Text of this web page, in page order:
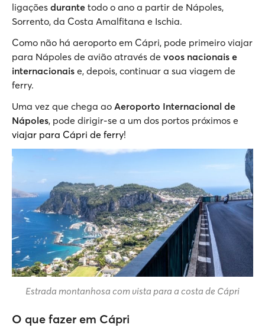
ligações durante todo o ano a partir de Nápoles,
Sorrento, da Costa Amalfitana e Ischia.
Como não há aeroporto em Cápri, pode primeiro viajar
para Nápoles de avião através de voos nacionais e
internacionais e, depois, continuar a sua viagem de
ferry.
Uma vez que chega ao Aeroporto Internacional de
Nápoles, pode dirigir-se a um dos portos próximos e
viajar para Cápri de ferry!
Estrada montanhosa com vista para a costa de Cápri
O que fazer em Cápri